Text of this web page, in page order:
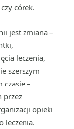
córek.
jest zmiana –
leczenia,
szerszym
czasie –
przez
opieki
leczenia.